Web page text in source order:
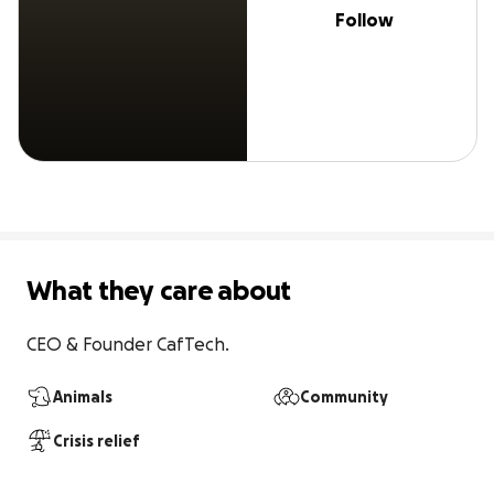
Follow
What they care about
CEO & Founder CafTech.
Animals Community
Crisis relief